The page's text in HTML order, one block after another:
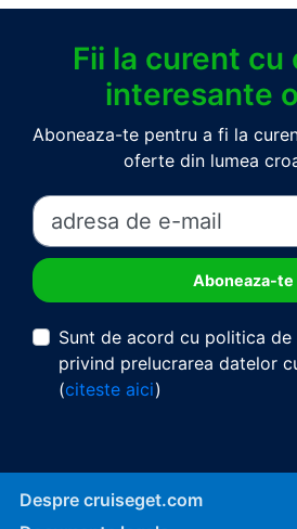
Fii la curent cu
interesante
Aboneaza-te pentru a fi la
oferte din lumea
Sunt de acord cu politica
privind prelucrarea datelor
(citeste aici)
Despre cruiseget.com